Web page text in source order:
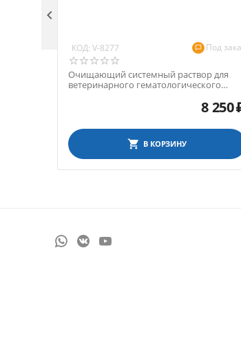
КОД: V-8277 Под
Очищающий системный раствор для
ветеринарного гематологического
8 250
В КОРЗИНУ
